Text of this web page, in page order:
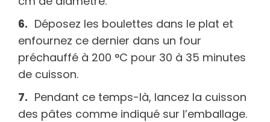
Déposez les boulettes dans le plat et
enfournez ce dernier dans un four
préchauffé à 200 °C pour 30 à 35 minutes
de cuisson.
Pendant ce temps-là, lancez la cuisson
des pâtes comme indiqué sur l’emballage.